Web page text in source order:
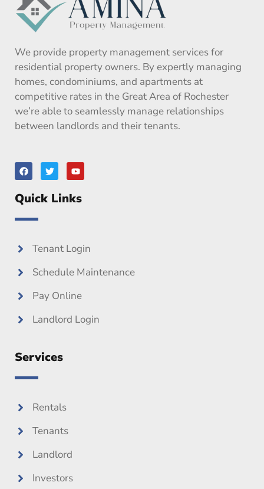
We provide property management services for
residential property owners. By expertly managing
homes, condominiums, and apartments at
competitive rates in the Great Area of Rochester
we’re able to seamlessly manage relationships
between landlords and their tenants.
F
a
c
e
b
o
T
w
i
Y
o
u
u
Quick Links
Tenant Login
Schedule Maintenance
Pay Online
Landlord Login
Services
Rentals
Tenants
Landlord
Investors